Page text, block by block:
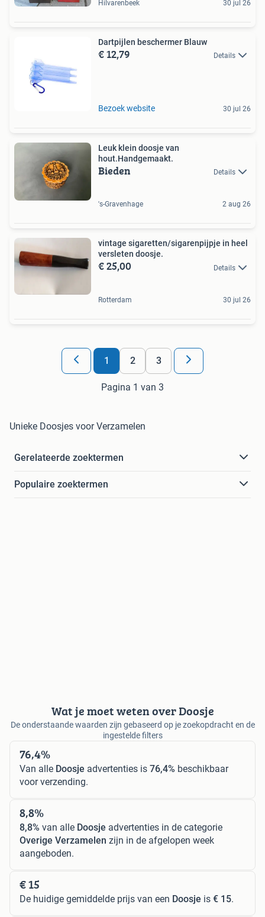
Hilvarenbeek 30 jul 26
Dartpijlen beschermer Blauw
€ 12,79 Details
Bezoek website 30 jul 26
Leuk klein doosje van
hout.Handgemaakt.
Bieden Details
's-Gravenhage 2 aug 26
vintage sigaretten/sigarenpijpje in heel
versleten doosje.
€ 25,00 Details
Rotterdam 30 jul 26
1 2 3
Pagina 1 van 3
Unieke Doosjes voor Verzamelen
Gerelateerde zoektermen
Populaire zoektermen
Wat je moet weten over Doosje
De onderstaande waarden zijn gebaseerd op je zoekopdracht en de
ingestelde filters
76,4%
Van alle Doosje advertenties is 76,4% beschikbaar
voor verzending.
8,8%
8,8% van alle Doosje advertenties in de categorie
Overige Verzamelen zijn in de afgelopen week
aangeboden.
€ 15
De huidige gemiddelde prijs van een Doosje is € 15.